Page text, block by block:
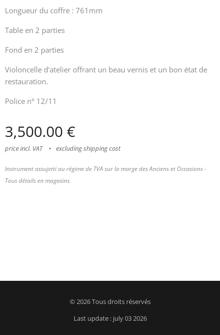
Longueur du coffre : 761mm
Table en 2 parties
Fond en 2 parties
Violoncelle d'atelier offrant un beau vernis et un bon état de
restauration.
Police n° 12/11
3,500.00 €
price incl. VAT excluding shipping cost
Instrument assujetti au régime de TVA sur la marge des Anciens et Occasions -
Tous détails en magasins
© 2026 Tous droits réservés
Last update : july 03 2026